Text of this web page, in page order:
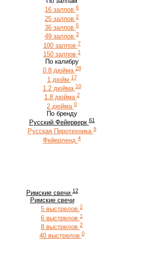
16 залпов 6
25 залпов 2
36 залпов 5
49 залпов 3
100 залпов 7
150 залпов 1
По калибру
0.8 дюйма 28
1 дюйм 17
1.2 дюйма 10
1.8 дюйма 2
2 дюйма 0
По бренду
Русский Фейерверк 61
Русская Пиротехника 9
Фейерленд 4
Римские свечи 12
Римские свечи
5 выстрелов 2
6 выстрелов 1
8 выстрелов 2
40 выстрелов 0